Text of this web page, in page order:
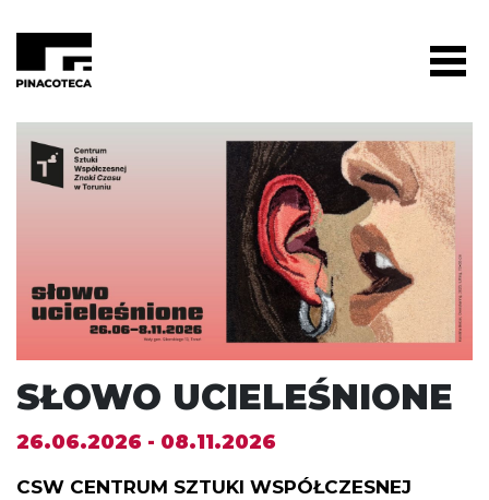
SŁOWO UCIELEŚNIONE
26.06.2026 - 08.11.2026
CSW CENTRUM SZTUKI WSPÓŁCZESNEJ